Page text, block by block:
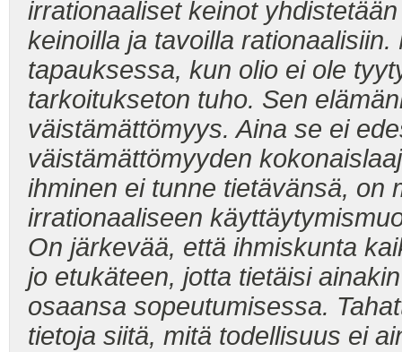
irrationaaliset keinot
keinoilla ja tavoilla
tapauksessa, kun olio ei ole
tarkoitukseton tuho. Sen
väistämättömyys. Aina se ei
väistämättömyyden
ihminen ei tunne tietävänsä, on
irrationaaliseen
On järkevää, että ihmiskunta
jo etukäteen, jotta tietäisi
osaansa sopeutumisessa.
tietoja siitä, mitä todellisuus ei